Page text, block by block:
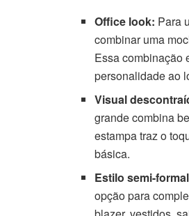
Office look: Para
combinar uma
Essa combinação
personalidade ao
Visual
grande combina
estampa traz o
básica.
Estilo semi-
opção para